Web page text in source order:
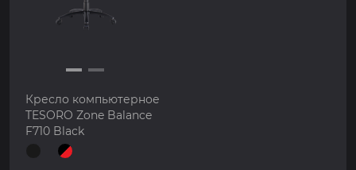
Кресло компьютерное
TESORO Zone Balance
F710 Black